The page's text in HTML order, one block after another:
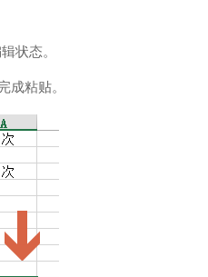
状态。
成粘贴。